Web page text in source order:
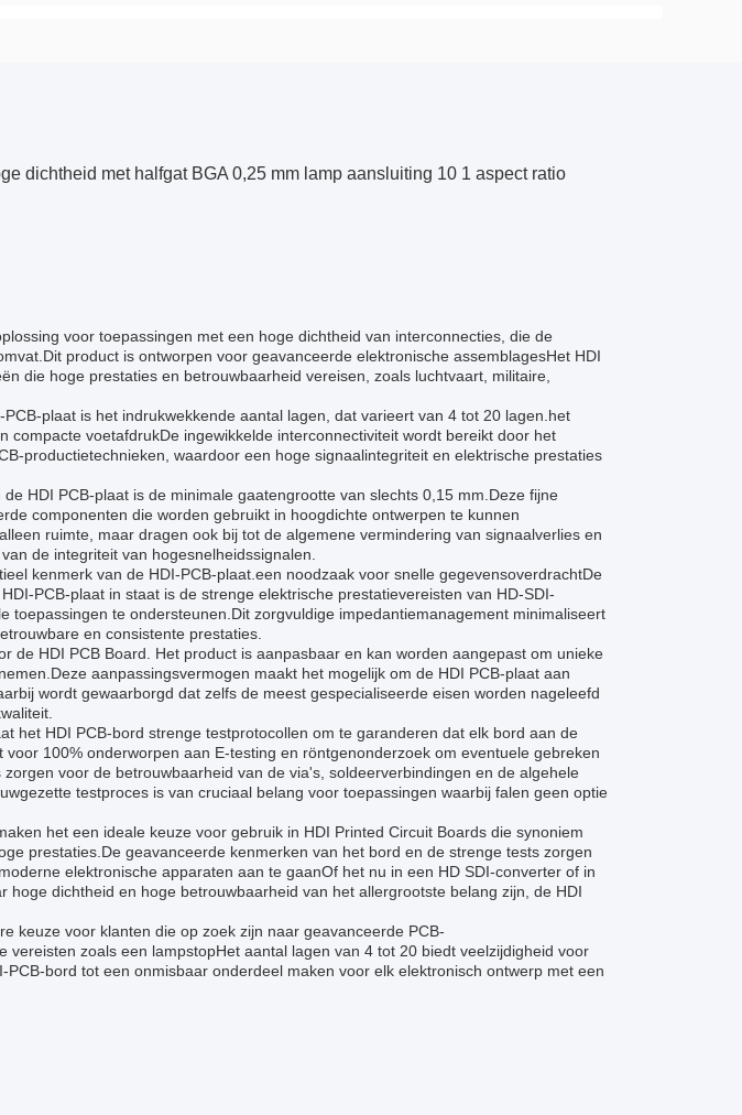
dichtheid met halfgat BGA 0,25 mm lamp aansluiting 10 1 aspect ratio
voor toepassingen met een hoge dichtheid van interconnecties, die de
product is ontworpen voor geavanceerde elektronische assemblagesHet HDI
die hoge prestaties en betrouwbaarheid vereisen, zoals luchtvaart, militaire,
plaat is het indrukwekkende aantal lagen, dat varieert van 4 tot 20 lagen.het
compacte voetafdrukDe ingewikkelde interconnectiviteit wordt bereikt door het
productietechnieken, waardoor een hoge signaalintegriteit en elektrische prestaties
HDI PCB-plaat is de minimale gaatengrootte van slechts 0,15 mm.Deze fijne
componenten die worden gebruikt in hoogdichte ontwerpen te kunnen
ruimte, maar dragen ook bij tot de algemene vermindering van signaalverlies en
de integriteit van hogesnelheidssignalen.
kenmerk van de HDI-PCB-plaat.een noodzaak voor snelle gegevensoverdrachtDe
PCB-plaat in staat is de strenge elektrische prestatievereisten van HD-SDI-
toepassingen te ondersteunen.Dit zorgvuldige impedantiemanagement minimaliseert
en consistente prestaties.
de HDI PCB Board. Het product is aanpasbaar en kan worden aangepast om unieke
aanpassingsvermogen maakt het mogelijk om de HDI PCB-plaat aan
wordt gewaarborgd dat zelfs de meest gespecialiseerde eisen worden nageleefd
het HDI PCB-bord strenge testprotocollen om te garanderen dat elk bord aan de
100% onderworpen aan E-testing en röntgenonderzoek om eventuele gebreken
voor de betrouwbaarheid van de via's, soldeerverbindingen en de algehele
testproces is van cruciaal belang voor toepassingen waarbij falen geen optie
het een ideale keuze voor gebruik in HDI Printed Circuit Boards die synoniem
prestaties.De geavanceerde kenmerken van het bord en de strenge tests zorgen
elektronische apparaten aan te gaanOf het nu in een HD SDI-converter of in
hoge dichtheid en hoge betrouwbaarheid van het allergrootste belang zijn, de HDI
keuze voor klanten die op zoek zijn naar geavanceerde PCB-
vereisten zoals een lampstopHet aantal lagen van 4 tot 20 biedt veelzijdigheid voor
bord tot een onmisbaar onderdeel maken voor elk elektronisch ontwerp met een